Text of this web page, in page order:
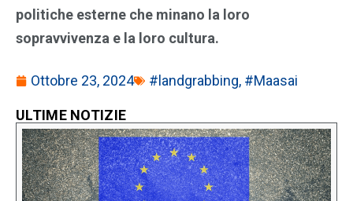
politiche esterne che minano la loro
sopravvivenza e la loro cultura.
Ottobre 23, 2024 #landgrabbing, #Maasai
ULTIME NOTIZIE